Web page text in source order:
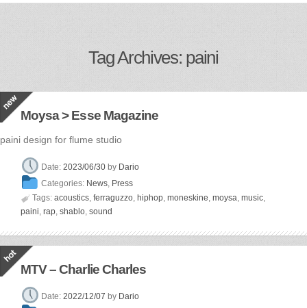
Tag Archives: paini
Moysa > Esse Magazine
paini design for flume studio
Date:2023/06/30 by Dario
Categories: News, Press
 Tags: acoustics ferraguzzo hiphop moneskine moysa music
paini rap shablo sound
MTV – Charlie Charles
Date:2022/12/07 by Dario